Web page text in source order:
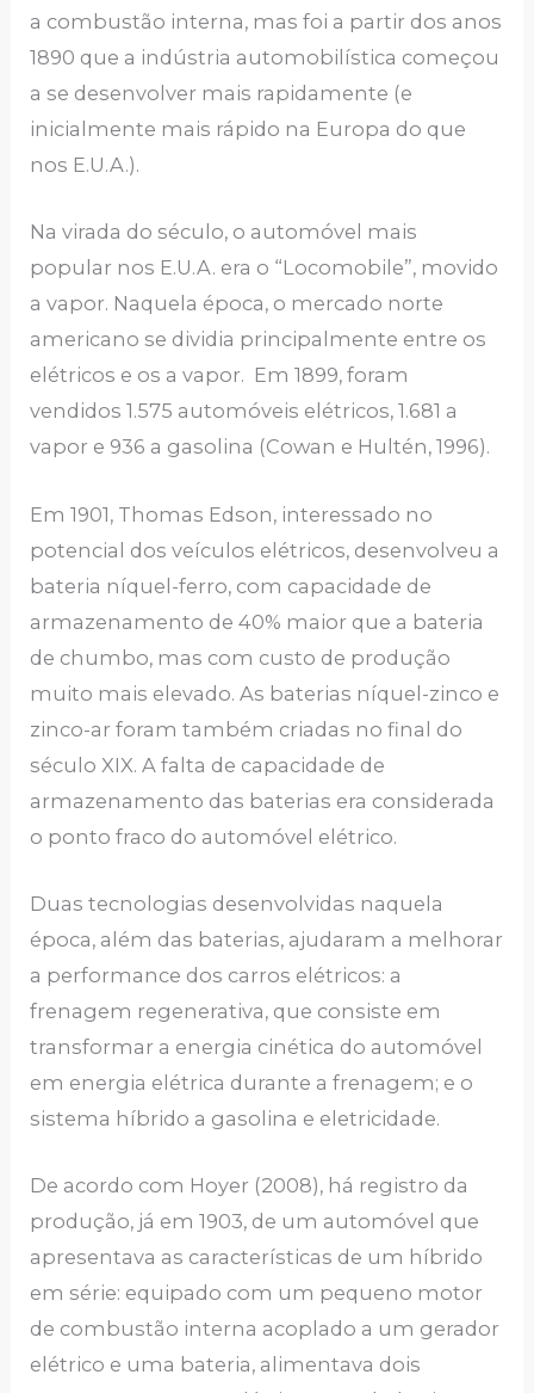
a combustão interna, mas foi a partir dos anos
1890 que a indústria automobilística começou
a se desenvolver mais rapidamente (e
inicialmente mais rápido na Europa do que
nos E.U.A.).
Na virada do século, o automóvel mais
popular nos E.U.A. era o “Locomobile”, movido
a vapor. Naquela época, o mercado norte
americano se dividia principalmente entre os
elétricos e os a vapor. Em 1899, foram
vendidos 1.575 automóveis elétricos, 1.681 a
vapor e 936 a gasolina (Cowan e Hultén, 1996).
Em 1901, Thomas Edson, interessado no
potencial dos veículos elétricos, desenvolveu a
bateria níquel-ferro, com capacidade de
armazenamento de 40% maior que a bateria
de chumbo, mas com custo de produção
muito mais elevado. As baterias níquel-zinco e
zinco-ar foram também criadas no final do
século XIX. A falta de capacidade de
armazenamento das baterias era considerada
o ponto fraco do automóvel elétrico.
Duas tecnologias desenvolvidas naquela
época, além das baterias, ajudaram a melhorar
a performance dos carros elétricos: a
frenagem regenerativa, que consiste em
transformar a energia cinética do automóvel
em energia elétrica durante a frenagem; e o
sistema híbrido a gasolina e eletricidade.
De acordo com Hoyer (2008), há registro da
produção, já em 1903, de um automóvel que
apresentava as características de um híbrido
em série: equipado com um pequeno motor
de combustão interna acoplado a um gerador
elétrico e uma bateria, alimentava dois